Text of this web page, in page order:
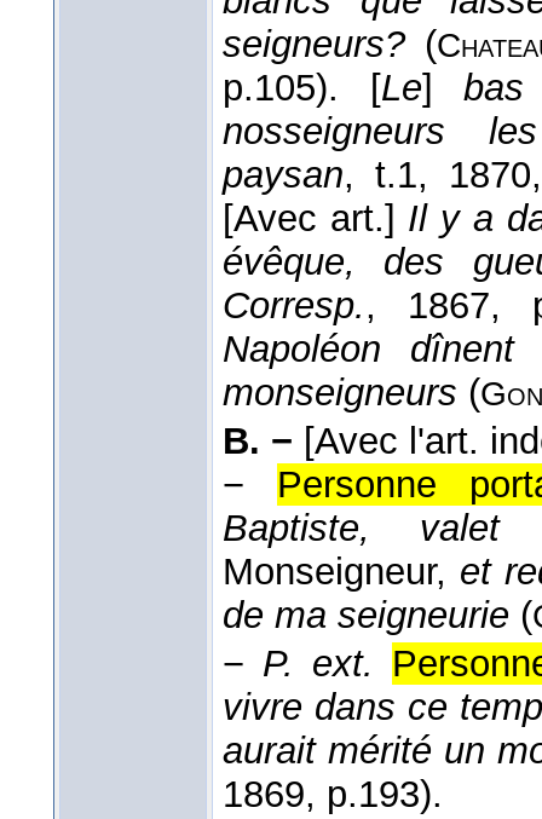
seigneurs?(
p.105). [Le] bas
nosseigneurs
paysan, t.1,
[Avec art.] Il y a
évêque, des
Corresp., 1867,
Napoléon
monseigneurs (
B. − [Avec l'art.
− Personne
Baptiste, valet
Monseigneur, et
de ma seigneurie (
− P. ext.
vivre dans ce
aurait mérité un
1869, p.193).